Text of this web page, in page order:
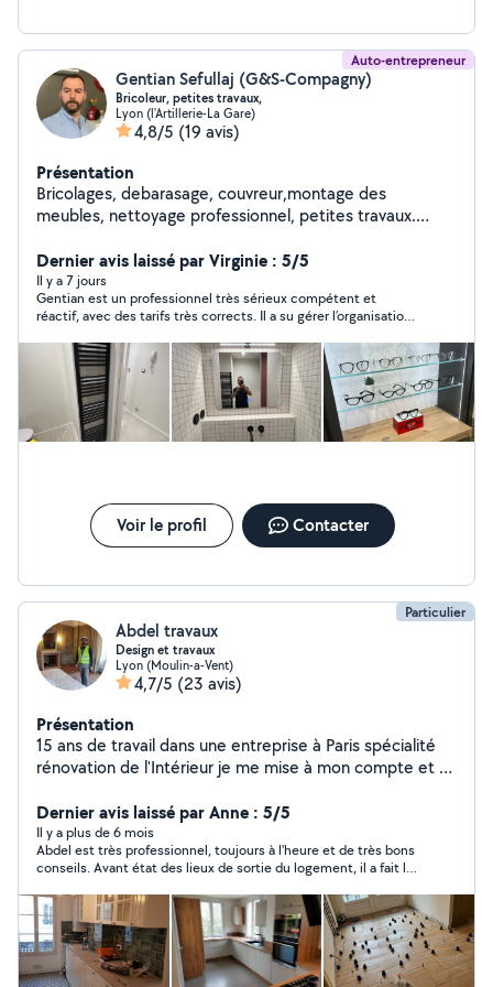
Auto-entrepreneur
Gentian Sefullaj (G&S-Compagny)
Bricoleur, petites travaux,
Lyon (l'Artillerie-La Gare)
4,8/5 (19 avis)
Présentation
Bricolages, debarasage, couvreur,montage des
meubles, nettoyage professionnel, petites travaux.
Dernier avis laissé par Virginie : 5/5
Il y a 7 jours
Gentian est un professionnel très sérieux compétent et
réactif, avec des tarifs très corrects. Il a su gérer l’organisation
du détecteur de fumée. Je referai appel à ses services.
Voir le profil Contacter
Particulier
Abdel travaux
Design et travaux
Lyon (Moulin-a-Vent)
4,7/5 (23 avis)
Présentation
15 ans de travail dans une entreprise à Paris spécialité
rénovation de l'Intérieur je me mise à mon compte et au
spécialité rénovation de l'Intérieur (peinture carrelage
,habillage du sol ,placo décoration, installation complète
des cuisines équipées du sol au plafond, installation
sanitaire plomberie , électricité Montage du meuble en
kite Montage des caban et abri de jardin Fabrication des
dersing sur mesure
Dernier avis laissé par Anne : 5/5
Il y a plus de 6 mois
Abdel est très professionnel, toujours à l'heure et de très bons
conseils. Avant état des lieux de sortie du logement, il a fait la
de la pose d'une étagère et d'un dégât des eaux, reboucher
tous les trous et repeint. Il a aussi nettoyé tout son chantier.
Son travail est de qualité et le résultat est parfait (mieux qu'à
notre emménagement dans ce logement pourtant
entièrement rénové). Je recommande vivement Abdel